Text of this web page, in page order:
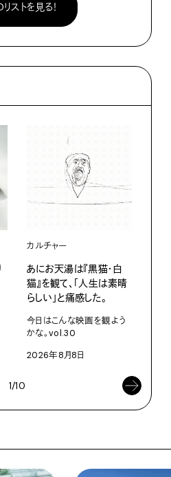
ストを見る！
カルチャー
あにお天湯は『黒猫・白
猫』を観て、「人生は素晴
らしい」と痛感した。
今日はこんな映画を観よう
かな。vol.30
2026年8月8日
1/10